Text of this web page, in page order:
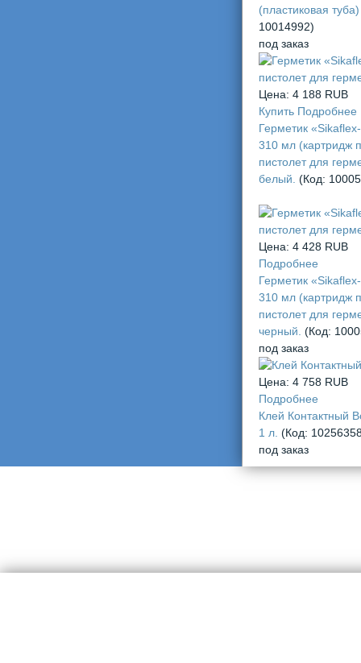
(пластиковая
10014992)
под заказ
Цена: 4 188 RUB
Купить Подробнее
Герметик
310 мл (картридж
пистолет для
белый. (Код:
Цена: 4 428 RUB
Подробнее
Герметик
310 мл (картридж
пистолет для
черный. (Код:
под заказ
Цена: 4 758 RUB
Подробнее
Клей Контактный
1 л. (Код:
под заказ